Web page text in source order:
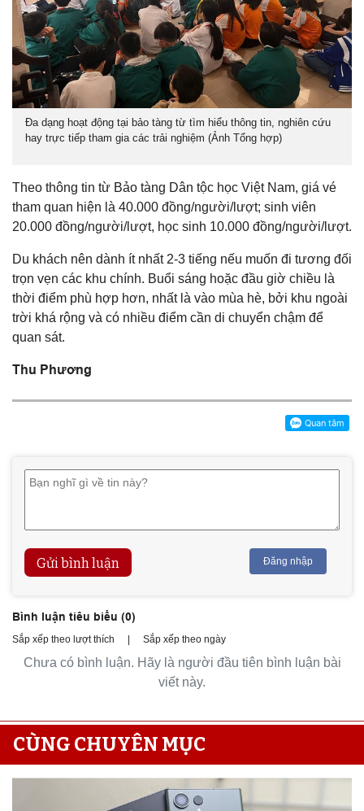
Đa dạng hoạt động tại bảo tàng từ tìm hiểu thông tin, nghiên cứu
hay trực tiếp tham gia các trải nghiệm (Ảnh Tổng hợp)
Theo thông tin từ Bảo tàng Dân tộc học Việt Nam, giá vé
tham quan hiện là 40.000 đồng/người/lượt; sinh viên
20.000 đồng/người/lượt, học sinh 10.000 đồng/người/lượt.
Du khách nên dành ít nhất 2-3 tiếng nếu muốn đi tương đối
trọn vẹn các khu chính. Buổi sáng hoặc đầu giờ chiều là
thời điểm phù hợp hơn, nhất là vào mùa hè, bởi khu ngoài
trời khá rộng và có nhiều điểm cần di chuyển chậm để
quan sát.
Thu Phương
Gửi bình luận Đăng nhập
Bình luận tiêu biểu (0)
Sắp xếp theo lượt thích Sắp xếp theo ngày
Chưa có bình luận. Hãy là người đầu tiên bình luận bài
viết này.
CÙNG CHUYÊN MỤC